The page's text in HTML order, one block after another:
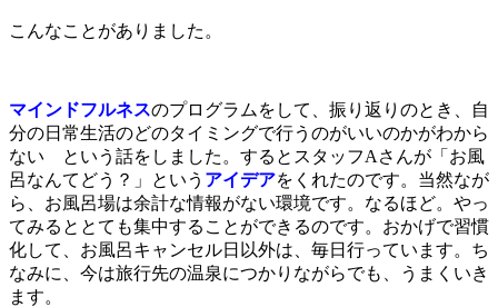
こんなことがありました。
マインドフルネスのプログラムをして、振り返りのとき、自
分の日常生活のどのタイミングで行うのがいいのかがわから
ない という話をしました。するとスタッフAさんが「お風
呂なんてどう？」という アイデアをくれたのです。当然なが
ら、お風呂場は余計な情報がない環境です。なるほど。やっ
てみるととても集中することができるのです。おかげで習慣
化して、お風呂キャンセル日以外は、毎日行っています。ち
なみに、今は旅行先の温泉につかりながらでも、うまくいき
ます。